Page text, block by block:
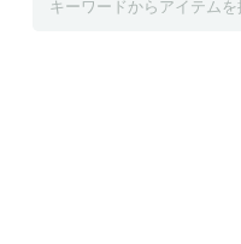
髪の毛くるくるポ